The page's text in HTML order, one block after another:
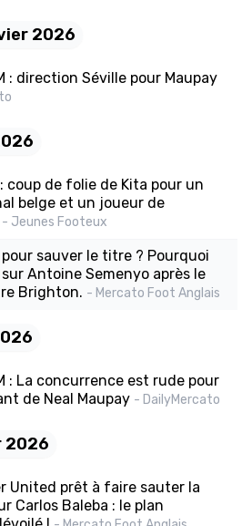
2026
: direction Séville pour Maupay
coup de folie de Kita pour un
belge et un joueur de
- Jeunes Footeux
sauver le titre ? Pourquoi
Antoine Semenyo après le
Brighton. - Mercato Foot Anglais
: La concurrence est rude pour
de Neal Maupay - DailyMercato
2026
United prêt à faire sauter la
Carlos Baleba : le plan